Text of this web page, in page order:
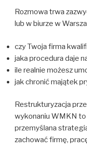
Rozmowa trwa
lub w biurze w
czy Twoja firma
jaka procedura daje
ile realnie możesz
jak chronić majątek
Restrukturyzacja
wykonaniu WMKN
przemyślana
zachować firmę,